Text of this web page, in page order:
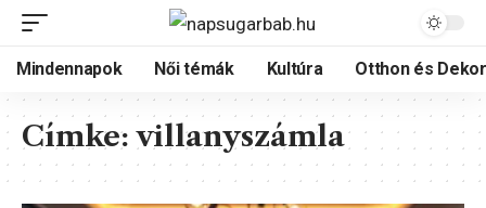
Mindennapok Női témák Kultúra Otthon és
Címke: villanyszámla